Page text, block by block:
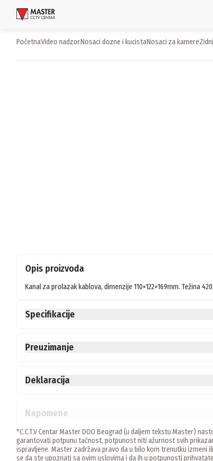
Uloguj se
Početna video nadzor nosaci dozne i kucista nosaci za kamere
Opis proizvoda
Kanal za prolazak kablova, dimenzije 110×122×169mm. Težina
Specifikacije
Preuzimanje
Deklaracija
Napomene
*C.C.T.V Centar Master DOO Beograd (u daljem tekstu Master)
garantovati potpunu tačnost, potpunost niti ažurnost svih
ispravljene. Master zadržava pravo da u bilo kom trenutku
se da ste upoznati sa ovim uslovima i da ih u potpunosti